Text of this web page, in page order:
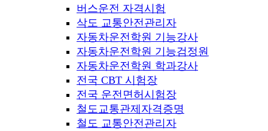
버스운전 자격시험
삭도 교통안전관리자
자동차운전학원 기능강사
자동차운전학원 기능검정원
자동차운전학원 학과강사
전국 CBT 시험장
전국 운전면허시험장
철도교통관제자격증명
철도 교통안전관리자